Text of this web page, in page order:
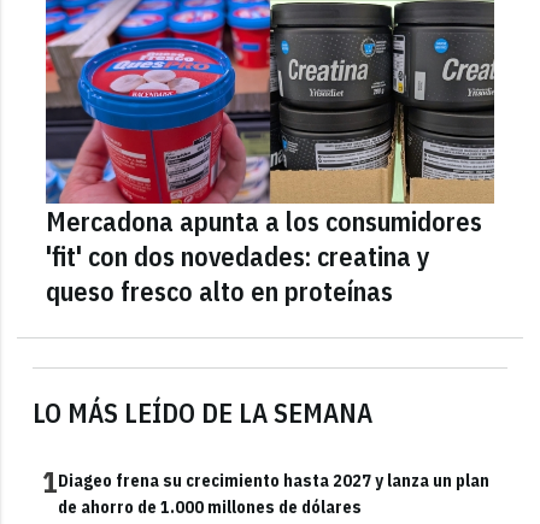
LO MÁS LEÍDO DE LA SEMANA
1Diageo frena su crecimiento hasta 2027 y lanza un plan
de ahorro de 1.000 millones de dólares
Mercadona apunta a los consumidores
'fit' con dos novedades: creatina y
queso fresco alto en proteínas